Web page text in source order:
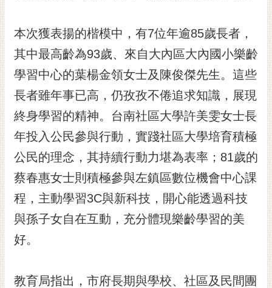
政
策
網
站
資
料
開
放
宣
告
市
交
通
本次獲表揚的楷模中，有7位年逾85歲長者，
其中最高齡為93歲、來自大內區大內國小樂齡
學習中心的葉楊金領女士及陳俊傑先生。這些
長者雖年事已高，仍孜孜不倦追求知識，展現
終身學習的精神。台南社區大學許美雯女士長
年投入公民參與行動，實踐社區大學培育積極
公民的理念，其持續行動力堪為表率；81歲的
蔡春惠女士則積極參與左鎮區數位機會中心課
程，主動學習3C與新科技，開心能透過科技
與孫子女自在互動，充分體現樂齡學習的美
好。
教育局指出，市府長期與學校、社區及民間團